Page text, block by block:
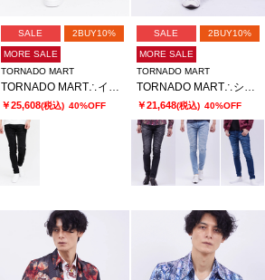
SALE 2BUY10%
MORE SALE
TORNADO MART
￥25,608(税込) 40%OFF
SALE 2BUY10%
MORE SALE
TORNADO MART
￥21,648(税込) 40%OFF